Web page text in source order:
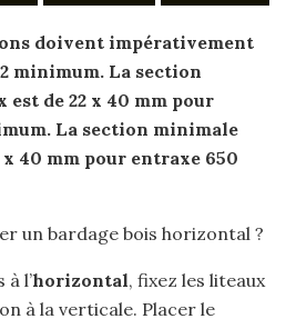
doivent impérativement
minimum. La section
est de 22 x 40 mm pour
La section minimale
x 40 mm pour entraxe 650
un bardage bois horizontal ?
à l’horizontal, fixez les liteaux
à la verticale. Placer le